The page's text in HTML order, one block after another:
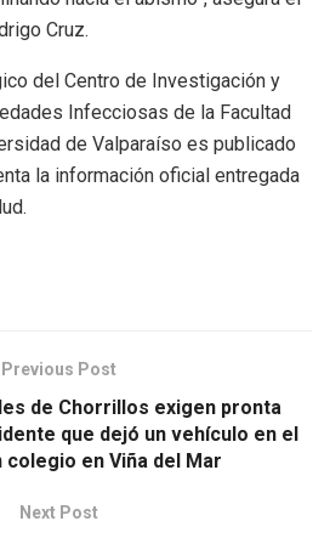
Cruz.
del Centro de Investigación y
Infecciosas de la Facultad
de Valparaíso es publicado
la información oficial entregada
Previous Post
de Chorrillos exigen pronta
que dejó un vehículo en el
colegio en Viña del Mar
Next Post